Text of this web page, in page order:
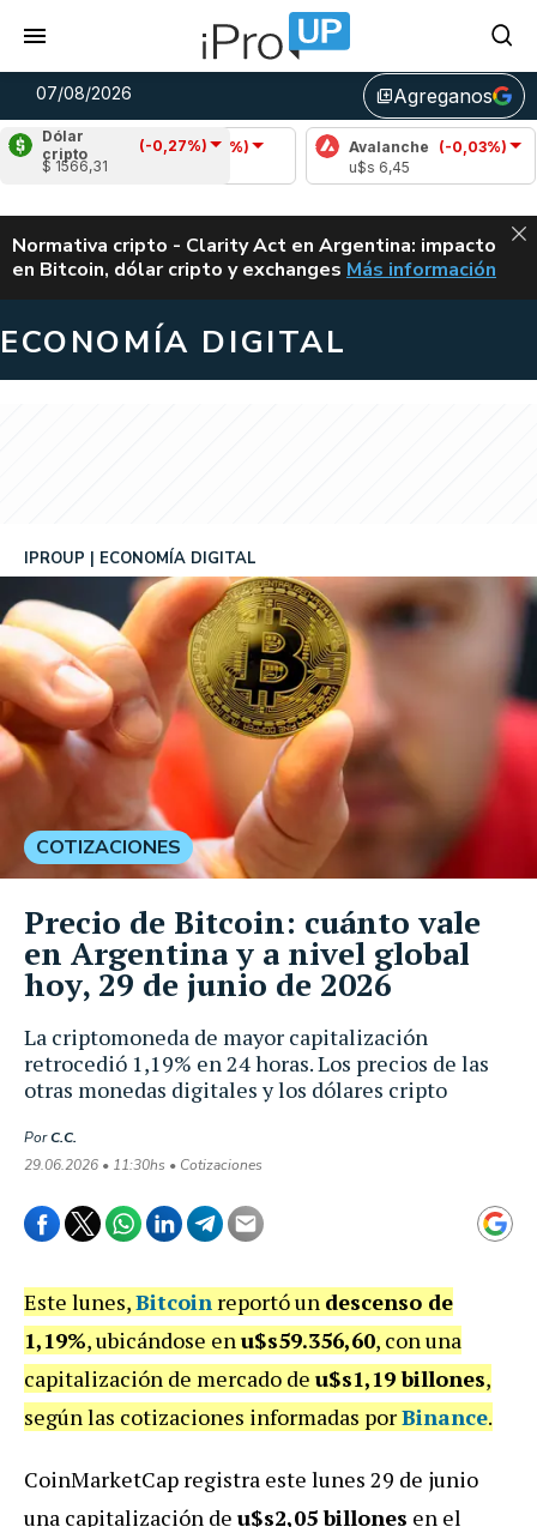
07/08/2026 library_addAgreganos
Dólar
cripto
(-0,27%)
$ 1566,31
Cardano (-0,16%)
u$s 0,20
Avalanche (-0,03%)
u$s 6,45
ALERTA
Normativa cripto - Clarity Act en Argentina: impacto
en Bitcoin, dólar cripto y exchanges CLARITY ACT EN
Más información
ECONOMÍA DIGITAL
La criptomoneda de mayor capitalización
retrocedió 1,19% en 24 horas. Los precios de las
otras monedas digitales y los dólares cripto
IPROUP ECONOMÍA DIGITAL
PorC.C.
29.06.2026 • 11:30hs • Cotizaciones
COTIZACIONES
Precio de Bitcoin: cuánto vale
en Argentina y a nivel global
hoy, 29 de junio de 2026
Este lunes,Bitcoin reportó un descenso de
1,19%, ubicándose enu$s59.356,60, con una
capitalización de mercado de u$s1,19 billones,
según las cotizaciones informadas porBinance.
CoinMarketCap registra este lunes 29 de junio
una capitalización de u$s2,05 billones en el